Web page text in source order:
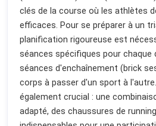
clés de la course où les athlètes
efficaces. Pour se préparer à un
planification rigoureuse est
séances spécifiques pour chaque
séances d'enchaînement (brick
corps à passer d'un sport à
également crucial : une
adapté, des chaussures de